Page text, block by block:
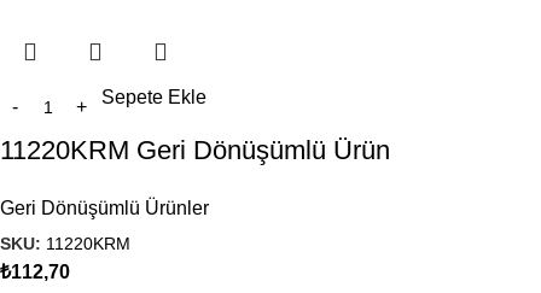
Sepete Ekle
11220KRM Geri Dönüşümlü Ürün
Geri Dönüşümlü Ürünler
SKU: 11220KRM
₺112,70